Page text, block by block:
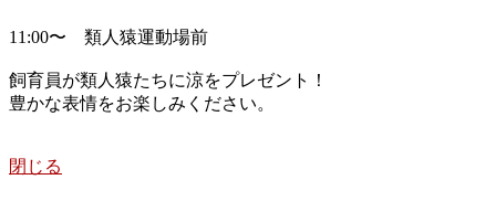
11:00〜 類人猿運動場前
飼育員が類人猿たちに涼をプレゼント！
豊かな表情をお楽しみください。
閉じる